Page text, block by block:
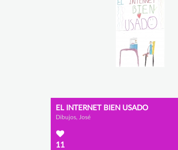
EL INTERNET BIEN USADO
Dibujos, José
11